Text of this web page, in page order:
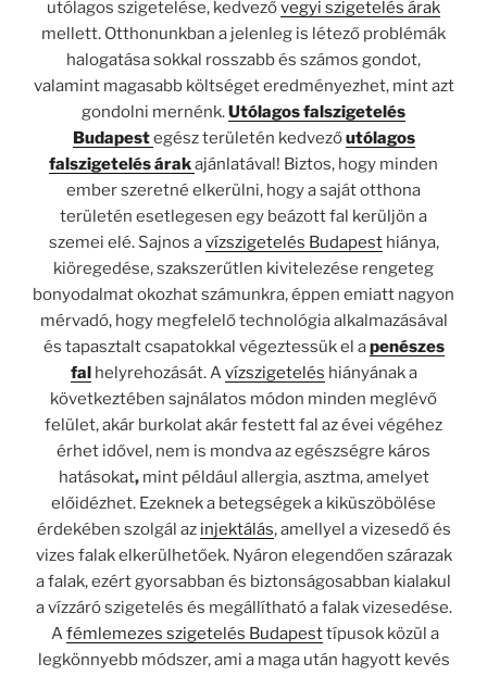
utólagos szigetelése, kedvezővegyi szigetelés árak
mellett. Otthonunkban a jelenleg is létező problémák
halogatása sokkal rosszabb és számos gondot,
valamint magasabb költséget eredményezhet, mint azt
gondolni mernénk.Utólagos falszigetelés
Budapestegész területén kedvezőutólagos
falszigetelés árakajánlatával! Biztos, hogy minden
ember szeretné elkerülni, hogy a saját otthona
területén esetlegesen egy beázott fal kerüljön a
szemei elé. Sajnos avízszigetelés Budapesthiánya,
kiöregedése, szakszerűtlen kivitelezése rengeteg
bonyodalmat okozhat számunkra, éppen emiatt nagyon
mérvadó, hogy megfelelő technológia alkalmazásával
és tapasztalt csapatokkal végeztessük el apenészes
falhelyrehozását. Avízszigetelés hiányának a
következtében sajnálatos módon minden meglévő
felület, akár burkolat akár festett fal az évei végéhez
érhet idővel, nem is mondva az egészségre káros
hatásokat,mint például allergia, asztma, amelyet
előidézhet. Ezeknek a betegségek a kiküszöbölése
érdekében szolgál az injektálás, amellyel a vizesedő és
vizes falak elkerülhetőek. Nyáron elegendően szárazak
a falak, ezért gyorsabban és biztonságosabban kialakul
a vízzáró szigetelés és megállítható a falak vizesedése.
Afémlemezes szigetelés Budapesttípusok közül a
legkönnyebb módszer, ami a maga után hagyott kevés